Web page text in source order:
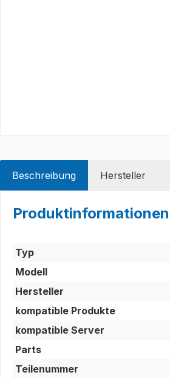
Beschreibung Hersteller
Produktinformationen
Typ
Modell
Hersteller
kompatible Produkte
kompatible Server
Parts
Teilenummer